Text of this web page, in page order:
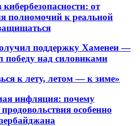
от
полномочий к реальной
поддержку Хаменеи —
победу над силовиками
к лету, летом — к зиме»
инфляция: почему
особенно